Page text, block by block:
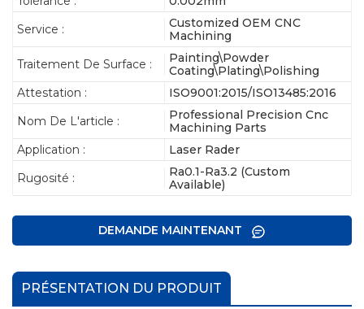
Service :
Customized OEM CNC
Machining
Traitement De Surface :
Painting\Powder
Coating\Plating\Polishing
Attestation :
ISO9001:2015/ISO13485:2016
Nom De L'article :
Professional Precision Cnc
Machining Parts
Application :
Laser Rader
Rugosité :
Ra0.1-Ra3.2 (Custom
Available)
DEMANDE MAINTENANT
PRÉSENTATION DU PRODUIT